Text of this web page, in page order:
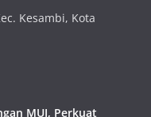
Kesambi, Kota
MUI, Perkuat